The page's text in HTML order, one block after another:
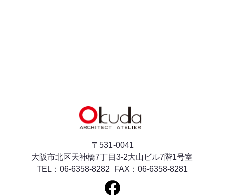
〒531-0041
​​​​​​​大阪市北区天神橋7丁目3-2大山ビル7階1号室
TEL：06-6358-8282 FAX：06-6358-8281